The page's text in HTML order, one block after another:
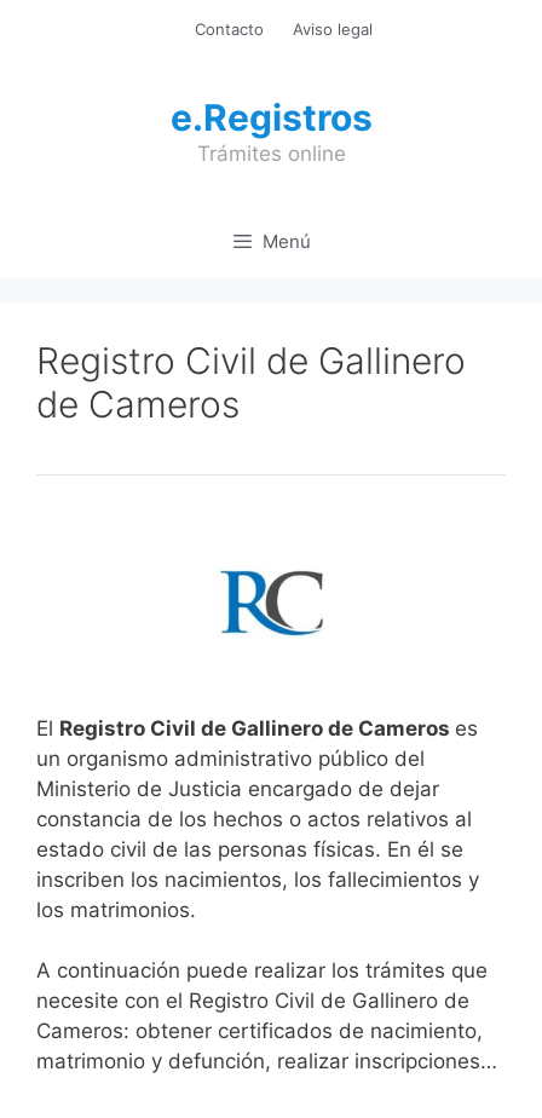
Contacto Aviso legal
e.Registros
Trámites online
Menú
Registro Civil de Gallinero
de Cameros
El Registro Civil de Gallinero de Cameros es
un organismo administrativo público del
Ministerio de Justicia encargado de dejar
constancia de los hechos o actos relativos al
estado civil de las personas físicas. En él se
inscriben los nacimientos, los fallecimientos y
los matrimonios.
A continuación puede realizar los trámites que
necesite con el Registro Civil de Gallinero de
Cameros: obtener certificados de nacimiento,
matrimonio y defunción, realizar inscripciones…